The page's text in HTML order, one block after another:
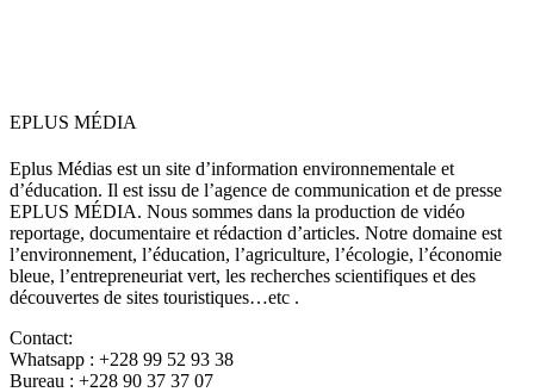
EPLUS MÉDIA
Eplus Médias est un site d’information environnementale et
d’éducation. Il est issu de l’agence de communication et de presse
EPLUS MÉDIA. Nous sommes dans la production de vidéo
reportage, documentaire et rédaction d’articles. Notre domaine est
l’environnement, l’éducation, l’agriculture, l’écologie, l’économie
bleue, l’entrepreneuriat vert, les recherches scientifiques et des
découvertes de sites touristiques…etc .
Contact:
Whatsapp : +228 99 52 93 38
Bureau : +228 90 37 37 07